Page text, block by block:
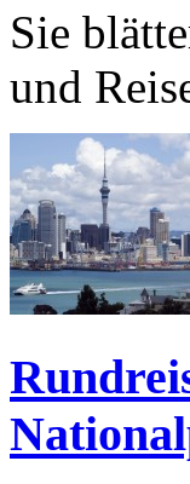
Sie
und